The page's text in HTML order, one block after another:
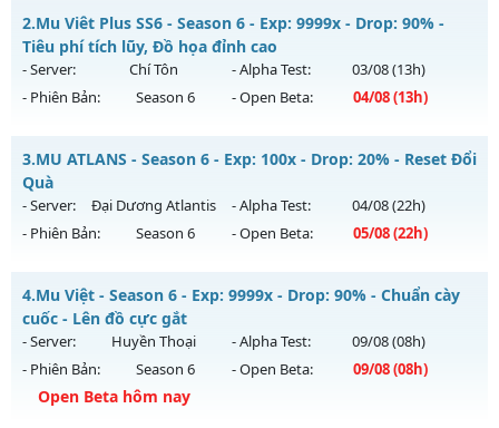
Mu Custom New 2026 - Mu Ss6.18 Full Custom 60 Fps Đồ
Mới
Mu mới ra tháng 08 2026 - Mở máy chủ
Băng Tuyếtvào 13h
ngày 06/08/2626
Kiểu reset: Reset In Game
Thể loại: Mu Custom thêm đồ mới
Antihack: Gold Dragon
2.Mu Viêt Plus SS6 - Season 6 - Exp: 9999x - Drop: 90% -
Tiêu phí tích lũy, Đồ họa đỉnh cao
- Server: Chí Tôn - Alpha Test: 03/08(13h)
- Phiên Bản:
Season 6 - Open Beta: 04/08(13h)
Mu mới ra tháng 08 2026 - Mở máy chủ
ngày 04/08/2626
Exp: 9999x - Drop: 90%
Thể loại: Mu Bán Đồ Full Trong Shop
Antihack: Phoenix 2026
3.MU ATLANS - Season 6 - Exp: 100x - Drop: 20% - Reset Đổi
Quà
- Server: Đại Dương Atlantis - Alpha Test: 04/08(22h)
- Phiên Bản:
Season 6 - Open Beta: 05/08(22h)
MU ATLANS - Reset Đổi Quà
Mu mới ra tháng 08 2026 - Mở máy chủ
vào 22h ngày 05/08/2626
Exp: 100x - Drop: 20%
Kiểu reset: Reset In Game
4.Mu Việt - Season 6 - Exp: 9999x - Drop: 90% - Chuẩn cày
cuốc - Lên đồ cực gắt
- Server: Huyền Thoại - Alpha Test: 09/08(08h)
- Phiên Bản:
Season 6 - Open Beta: 09/08(08h)
Open Beta hôm nay